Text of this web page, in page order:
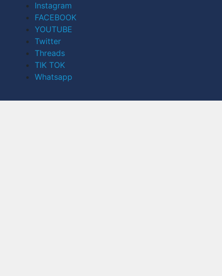
Instagram
FACEBOOK
YOUTUBE
Twitter
Threads
TIK TOK
Whatsapp